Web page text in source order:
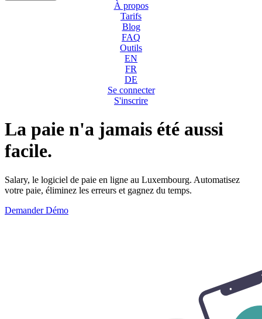
À propos
Tarifs
Blog
FAQ
Outils
EN
FR
DE
Se connecter
S'inscrire
La paie n'a jamais été aussi
facile.
Salary, le logiciel de paie en ligne au Luxembourg. Automatisez
votre paie, éliminez les erreurs et gagnez du temps.
Demander Démo